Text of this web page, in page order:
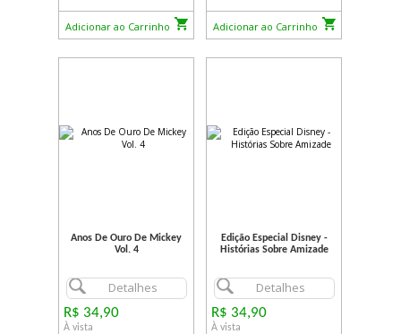
Adicionar ao Carrinho Adicionar ao Carrinho
Anos De Ouro De Mickey
Vol. 4
Detalhes
R$ 34,90
À vista
Edição Especial Disney -
Histórias Sobre Amizade
Detalhes
R$ 34,90
À vista